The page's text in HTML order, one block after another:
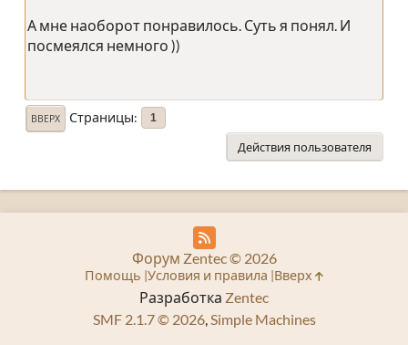
А мне наоборот понравилось. Суть я понял. И
посмеялся немного ))
ВВЕРХ Страницы 1
Действия пользователя
Разработка Zentec
SMF 2.1.7 © 2026,Simple Machines
Форум Zentec © 2026
Помощь Условия и правила Вверх